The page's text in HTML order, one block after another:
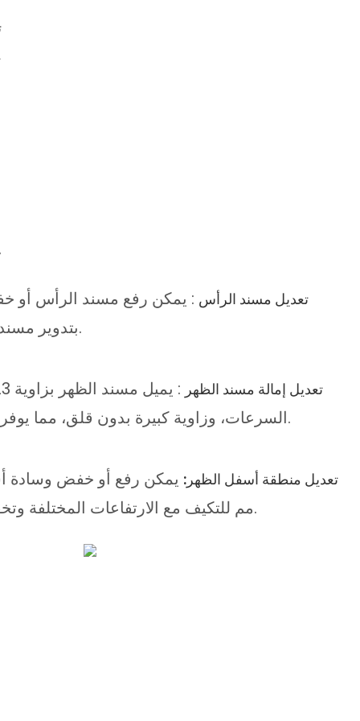
تعديل مسند الرأس : يمكن رفع مسند الرأس أو خفضه
بتدوير مسند الرأس بمقدار 60 درجة.
تعديل إمالة مسند الظهر
السرعات، وزاوية كبيرة بدون قلق، مما يوفر استراحة غداء أكثر راحة.
تعديل منطقة أسفل الظهر:
مم للتكيف مع الارتفاعات المختلفة وتخفيف الضغط على الخصر.